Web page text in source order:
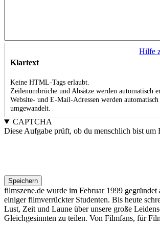
Hilfe
Klartext
Keine HTML-Tags erlaubt.
Zeilenumbrüche und Absätze werden automatisch
Website- und E-Mail-Adressen werden
umgewandelt.
CAPTCHA
Diese Aufgabe prüft, ob du menschlich bist um
filmszene.de wurde im Februar 1999
einiger filmverrückter Studenten. Bis heute
Lust, Zeit und Laune über unsere große
Gleichgesinnten zu teilen. Von Filmfans, für